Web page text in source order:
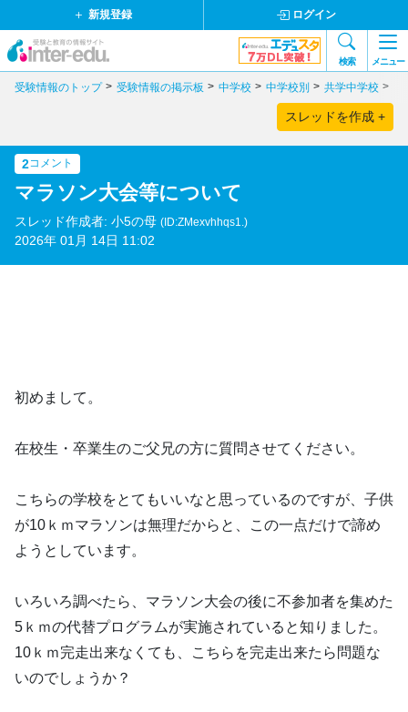
新規登録 ログイン
検索 メニュー
受験情報のトップ 受験情報の掲示板 中学校 中学校別 共学中学校
スレッドを作成 +
2コメント
マラソン大会等について
スレッド作成者: 小5の母 (ID:ZMexvhhqs1.)
2026年 01月 14日 11:02
初めまして。
在校生・卒業生のご父兄の方に質問させてください。
こちらの学校をとてもいいなと思っているのですが、子供
が10ｋｍマラソンは無理だからと、この一点だけで諦め
ようとしています。
いろいろ調べたら、マラソン大会の後に不参加者を集めた
5ｋｍの代替プログラムが実施されていると知りました。
10ｋｍ完走出来なくても、こちらを完走出来たら問題な
いのでしょうか？